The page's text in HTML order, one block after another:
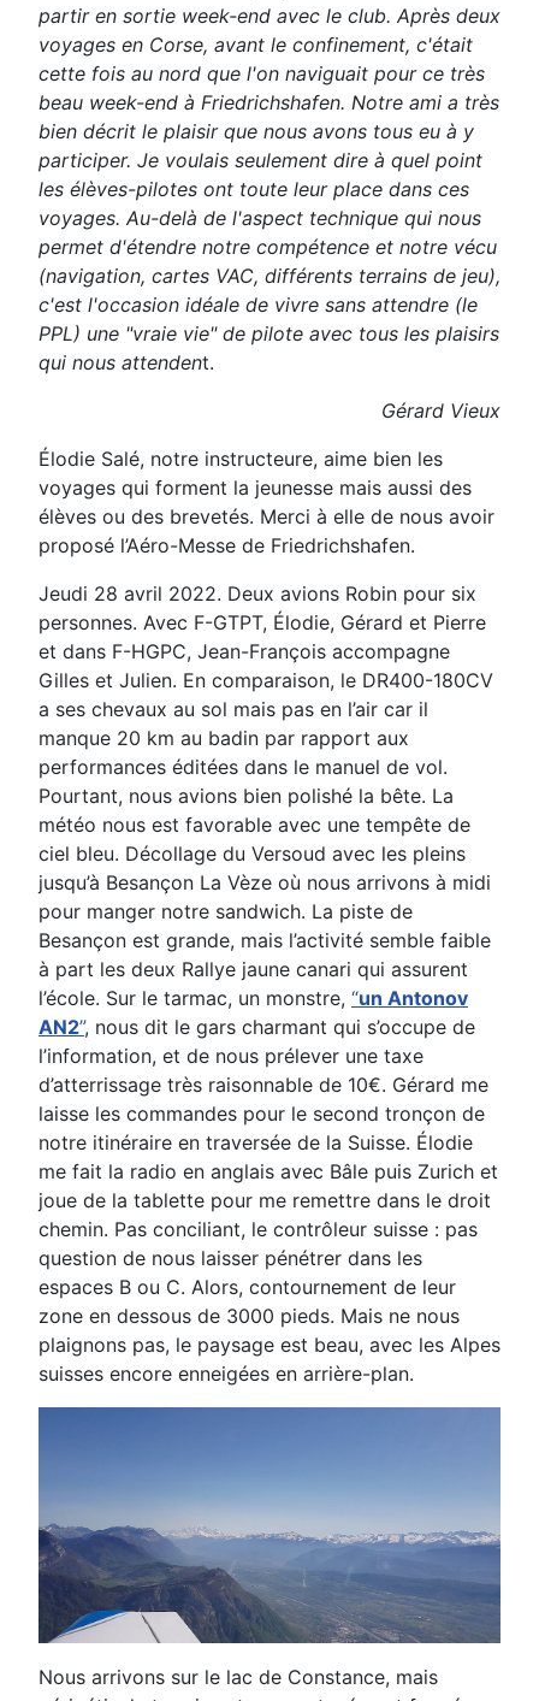
partir en sortie week-end avec le club. Après deux
voyages en Corse, avant le confinement, c'était
cette fois au nord que l'on naviguait pour ce très
beau week-end à Friedrichshafen. Notre ami a très
bien décrit le plaisir que nous avons tous eu à y
participer. Je voulais seulement dire à quel point
les élèves-pilotes ont toute leur place dans ces
voyages. Au-delà de l'aspect technique qui nous
permet d'étendre notre compétence et notre vécu
(navigation, cartes VAC, différents terrains de jeu),
c'est l'occasion idéale de vivre sans attendre (le
PPL) une "vraie vie" de pilote avec tous les plaisirs
qui nous attendent.
Gérard Vieux
Élodie Salé, notre instructeure, aime bien les
voyages qui forment la jeunesse mais aussi des
élèves ou des brevetés. Merci à elle de nous avoir
proposé l’Aéro-Messe de Friedrichshafen.
Jeudi 28 avril 2022. Deux avions Robin pour six
personnes. Avec F-GTPT, Élodie, Gérard et Pierre
et dans F-HGPC, Jean-François accompagne
Gilles et Julien. En comparaison, le DR400-180CV
a ses chevaux au sol mais pas en l’air car il
manque 20 km au badin par rapport aux
performances éditées dans le manuel de vol.
Pourtant, nous avions bien polishé la bête. La
météo nous est favorable avec une tempête de
ciel bleu. Décollage du Versoud avec les pleins
jusqu’à Besançon La Vèze où nous arrivons à midi
pour manger notre sandwich. La piste de
Besançon est grande, mais l’activité semble faible
à part les deux Rallye jaune canari qui assurent
l’école. Sur le tarmac, un monstre, “un Antonov
AN2”, nous dit le gars charmant qui s’occupe de
l’information, et de nous prélever une taxe
d’atterrissage très raisonnable de 10€. Gérard me
laisse les commandes pour le second tronçon de
notre itinéraire en traversée de la Suisse. Élodie
me fait la radio en anglais avec Bâle puis Zurich et
joue de la tablette pour me remettre dans le droit
chemin. Pas conciliant, le contrôleur suisse : pas
question de nous laisser pénétrer dans les
espaces B ou C. Alors, contournement de leur
zone en dessous de 3000 pieds. Mais ne nous
plaignons pas, le paysage est beau, avec les Alpes
suisses encore enneigées en arrière-plan.
Nous arrivons sur le lac de Constance, mais